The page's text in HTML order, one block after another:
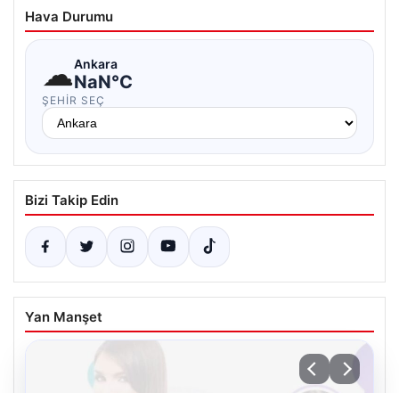
Hava Durumu
☁Ankara
NaN°C
ŞEHIR SEÇ
Bizi Takip Edin
Yan Manşet